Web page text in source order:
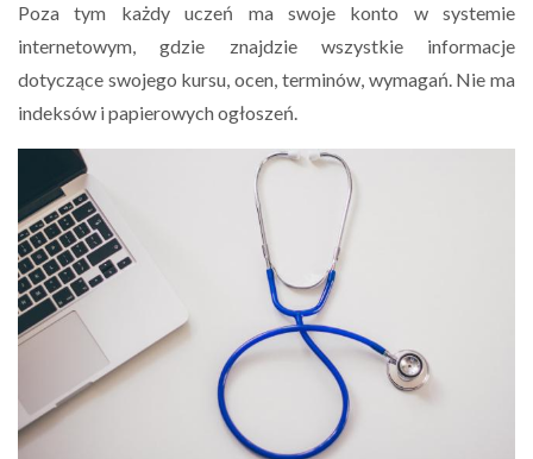
Poza tym każdy uczeń ma swoje konto w systemie
internetowym, gdzie znajdzie wszystkie informacje
dotyczące swojego kursu, ocen, terminów, wymagań. Nie ma
indeksów i papierowych ogłoszeń.